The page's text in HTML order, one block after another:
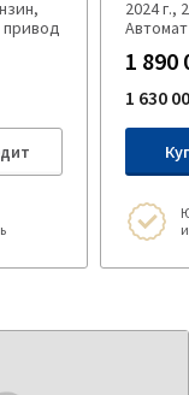
2024 г.,
1 890
1 630